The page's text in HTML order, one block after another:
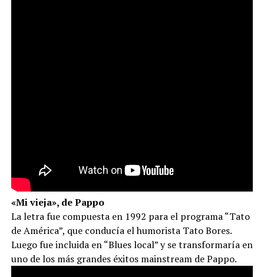
«Mi vieja», de Pappo
La letra fue compuesta en 1992 para el programa “Tato
de América”, que conducía el humorista Tato Bores.
Luego fue incluida en “Blues local” y se transformaría en
uno de los más grandes éxitos mainstream de Pappo.